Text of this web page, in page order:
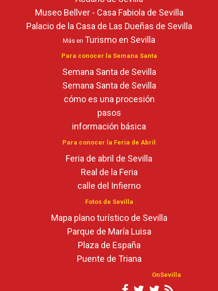
Museo Bellver - Casa Fabiola de Sevilla
Palacio de la Casa de Las Dueñas de Sevilla
Más en Turismo en Sevilla
Para conocer la Semana Santa
Semana Santa de Sevilla
Semana Santa de Sevilla
cómo es una procesión
pasos
información básica
Para conocer la Feria de Abril
Feria de abril de Sevilla
Real de la Feria
calle del Infierno
Fotos de Sevilla
Mapa plano turístico de Sevilla
Parque de María Luisa
Plaza de España
Puente de Triana
OnSevilla